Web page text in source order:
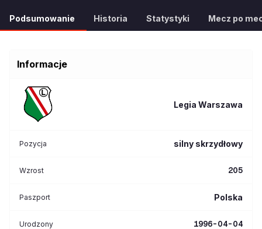
Podsumowanie Historia Statystyki Mecz po
Informacje
Legia Warszawa
Pozycja silny skrzydłowy
Wzrost 205
Paszport Polska
Urodzony 1996-04-04